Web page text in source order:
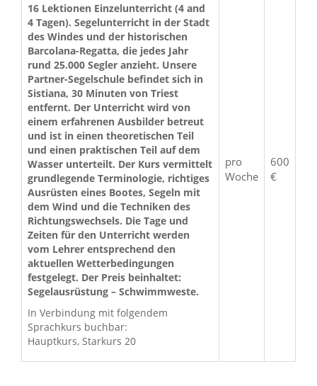
16 Lektionen Einzelunterricht (4 and
4 Tagen). Segelunterricht in der Stadt
des Windes und der historischen
Barcolana-Regatta, die jedes Jahr
rund 25.000 Segler anzieht. Unsere
Partner-Segelschule befindet sich in
Sistiana, 30 Minuten von Triest
entfernt. Der Unterricht wird von
einem erfahrenen Ausbilder betreut
und ist in einen theoretischen Teil
und einen praktischen Teil auf dem
Wasser unterteilt. Der Kurs vermittelt
grundlegende Terminologie, richtiges
Ausrüsten eines Bootes, Segeln mit
dem Wind und die Techniken des
Richtungswechsels. Die Tage und
Zeiten für den Unterricht werden
vom Lehrer entsprechend den
aktuellen Wetterbedingungen
festgelegt. Der Preis beinhaltet:
Segelausrüstung – Schwimmweste.
In Verbindung mit folgendem
Sprachkurs buchbar:
Hauptkurs, Starkurs 20
pro
Woche
600
€